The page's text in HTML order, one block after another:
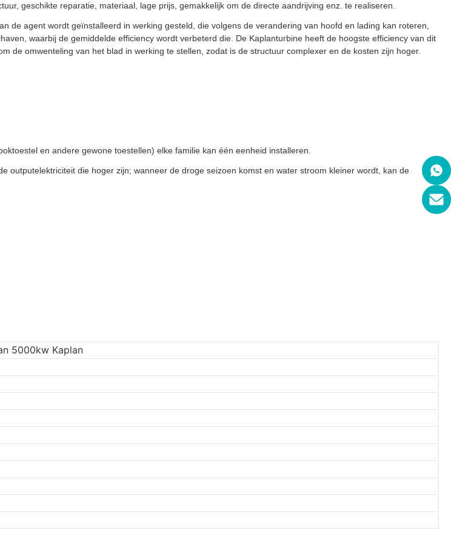
geschikte reparatie, materiaal, lage prijs, gemakkelijk om de directe aandrijving enz. te realiseren.
de agent wordt geïnstalleerd in werking gesteld, die volgens de verandering van hoofd en lading kan roteren,
waarbij de gemiddelde efficiency wordt verbeterd die. De Kaplanturbine heeft de hoogste efficiency van dit
de omwenteling van het blad in werking te stellen, zodat is de structuur complexer en de kosten zijn hoger.
en andere gewone toestellen) elke familie kan één eenheid installeren.
outputelektriciteit die hoger zijn; wanneer de droge seizoen komst en water stroom kleiner wordt, kan de
5000kw Kaplan